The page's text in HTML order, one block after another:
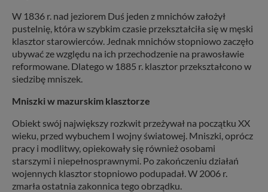
W 1836 r. nad jeziorem Duś jeden z mnichów założył
pustelnię, która w szybkim czasie przekształciła się w męski
klasztor starowierców. Jednak mnichów stopniowo zaczęło
ubywać ze względu na ich przechodzenie na prawosławie
reformowane. Dlatego w 1885 r. klasztor przekształcono w
siedzibę mniszek.
Mniszki w mazurskim klasztorze
Obiekt swój największy rozkwit przeżywał na początku XX
wieku, przed wybuchem I wojny światowej. Mniszki, oprócz
pracy i modlitwy, opiekowały się również osobami
starszymi i niepełnosprawnymi. Po zakończeniu działań
wojennych klasztor stopniowo podupadał. W 2006 r.
zmarła ostatnia zakonnica tego obrządku.